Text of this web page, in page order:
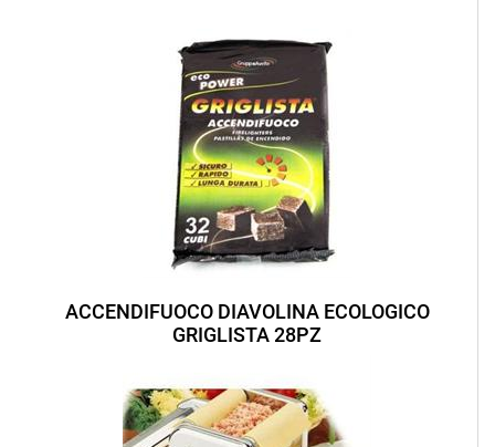
ACCENDIFUOCO DIAVOLINA ECOLOGICO
GRIGLISTA 28PZ